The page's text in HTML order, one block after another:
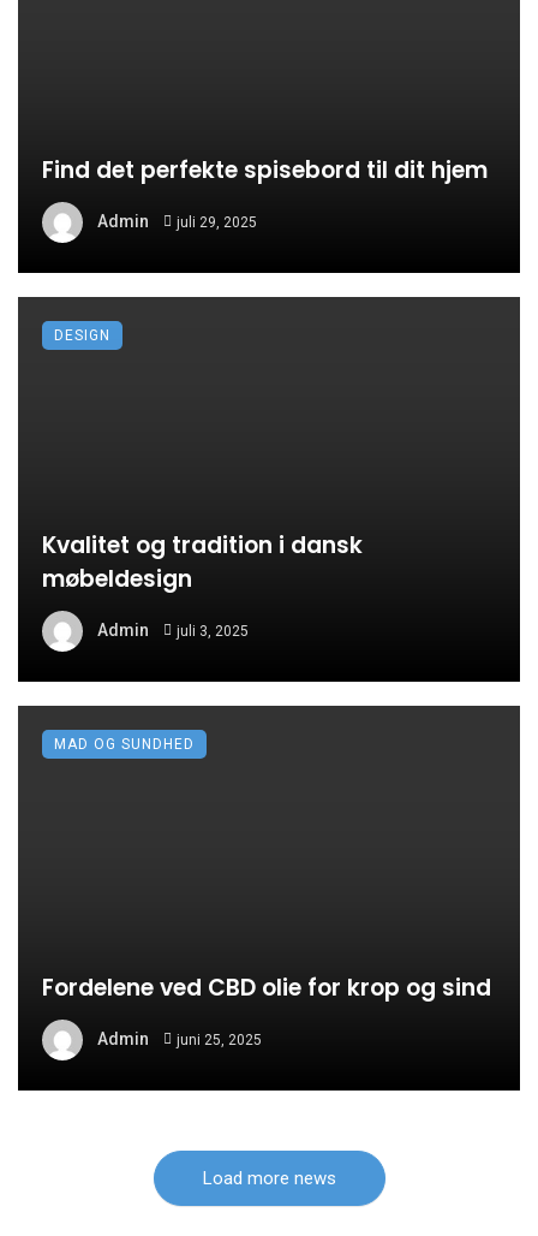
Find det perfekte spisebord til dit hjem
Admin juli 29, 2025
Kvalitet og tradition i dansk
møbeldesign
Admin juli 3, 2025
DESIGN
Fordelene ved CBD olie for krop og sind
Admin juni 25, 2025
MAD OG SUNDHED
Load more news